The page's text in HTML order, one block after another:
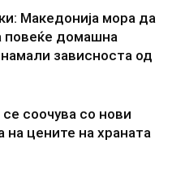
Македонија мора да
повеќе домашна
намали зависноста од
соочува со нови
на цените на храната